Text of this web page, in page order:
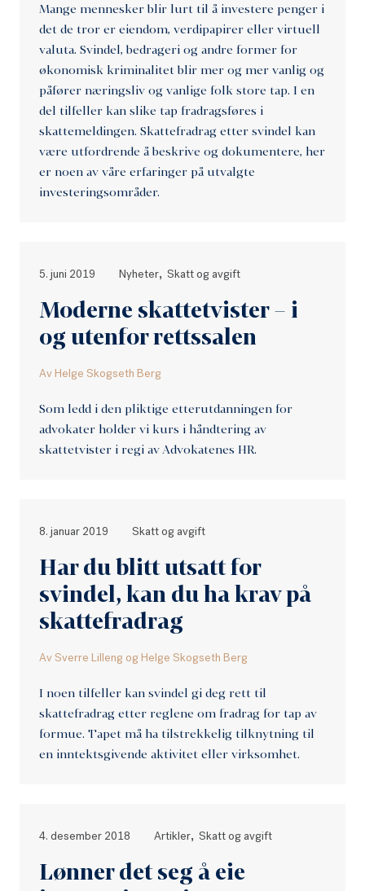
Mange mennesker blir lurt til å investere penger i
det de tror er eiendom, verdipapirer eller virtuell
valuta. Svindel, bedrageri og andre former for
økonomisk kriminalitet blir mer og mer vanlig og
påfører næringsliv og vanlige folk store tap. I en
del tilfeller kan slike tap fradragsføres i
skattemeldingen. Skattefradrag etter svindel kan
være utfordrende å beskrive og dokumentere, her
er noen av våre erfaringer på utvalgte
investeringsområder.
5. juni 2019 Nyheter, Skatt og avgift
Moderne skattetvister – i
og utenfor rettssalen
Av Helge Skogseth Berg
Som ledd i den pliktige etterutdanningen for
advokater holder vi kurs i håndtering av
skattetvister i regi av Advokatenes HR.
8. januar 2019 Skatt og avgift
Har du blitt utsatt for
svindel, kan du ha krav på
skattefradrag
Av Sverre Lilleng og Helge Skogseth Berg
I noen tilfeller kan svindel gi deg rett til
skattefradrag etter reglene om fradrag for tap av
formue. Tapet må ha tilstrekkelig tilknytning til
en inntektsgivende aktivitet eller virksomhet.
4. desember 2018 Artikler, Skatt og avgift
Lønner det seg å eie